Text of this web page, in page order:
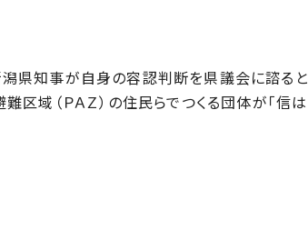
県知事が自身の容認判断を県議会に諮ると
域（ＰＡＺ）の住民らでつくる団体が「信は